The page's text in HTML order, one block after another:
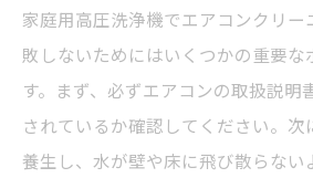
家庭用高圧洗浄機でエアコンクリー
敗しないためにはいくつかの重要な
す。まず、必ずエアコンの取扱説明
されているか確認してください。次
養生し、水が壁や床に飛び散らない